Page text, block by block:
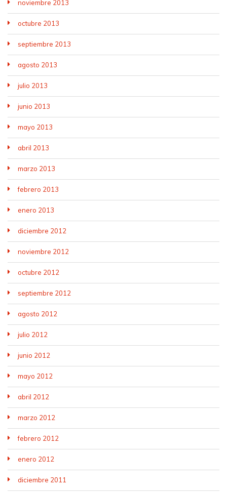
noviembre 2013
octubre 2013
septiembre 2013
agosto 2013
julio 2013
junio 2013
mayo 2013
abril 2013
marzo 2013
febrero 2013
enero 2013
diciembre 2012
noviembre 2012
octubre 2012
septiembre 2012
agosto 2012
julio 2012
junio 2012
mayo 2012
abril 2012
marzo 2012
febrero 2012
enero 2012
diciembre 2011